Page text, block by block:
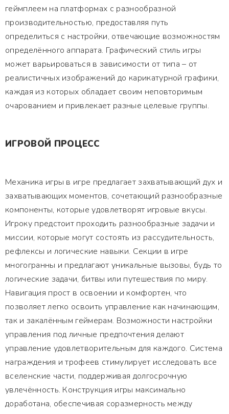
геймплеем на платформах с разнообразной
производительностью, предоставляя путь
определиться с настройки, отвечающие возможностям
определённого аппарата. Графический стиль игры
может варьироваться в зависимости от типа – от
реалистичных изображений до карикатурной графики,
каждая из которых обладает своим неповторимым
очарованием и привлекает разные целевые группы.
ИГРОВОЙ ПРОЦЕСС
Механика игры в игре предлагает захватывающий дух и
захватывающих моментов, сочетающий разнообразные
компоненты, которые удовлетворят игровые вкусы.
Игроку предстоит проходить разнообразные задачи и
миссии, которые могут состоять из рассудительность,
рефлексы и логические навыки. Секции в игре
многогранны и предлагают уникальные вызовы, будь то
логические задачи, битвы или путешествия по миру.
Навигация прост в освоении и комфортен, что
позволяет легко освоить управление как начинающим,
так и закалённым геймерам. Возможности настройки
управления под личные предпочтения делают
управление удовлетворительным для каждого. Система
награждения и трофеев стимулирует исследовать все
вселенские части, поддерживая долгосрочную
увлечённость. Конструкция игры максимально
доработана, обеспечивая соразмерность между